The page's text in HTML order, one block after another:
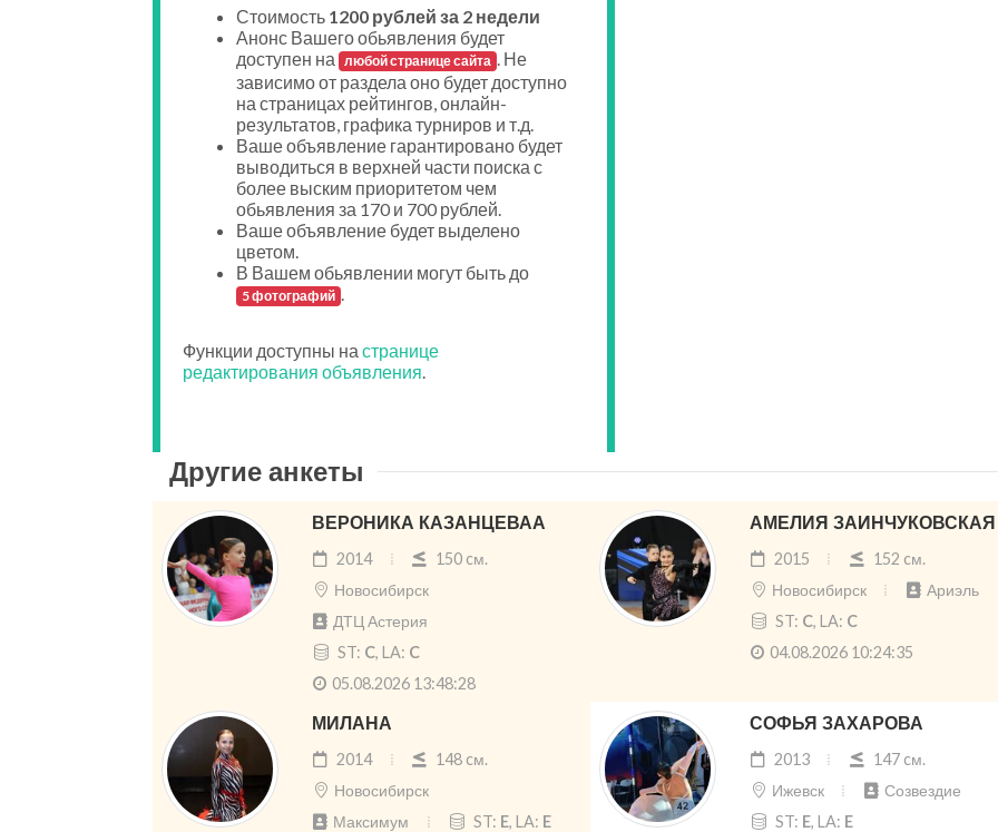
Стоимость 1200 рублей за 2 недели
Анонс Вашего обьявления будет
доступен на любой странице сайта . Не
зависимо от раздела оно будет доступно
на страницах рейтингов, онлайн-
результатов, графика турниров и т.д.
Ваше объявление гарантировано будет
выводиться в верхней части поиска с
более выским приоритетом чем
обьявления за 170 и 700 рублей.
Ваше объявление будет выделено
цветом.
В Вашем обьявлении могут быть до
5 фотографий .
Функции доступны на странице
редактирования объявления.
Другие анкеты
ВЕРОНИКА КАЗАНЦЕВАА
2014
150 cм.
Новосибирск
ДТЦ Астерия
ST: C, LA: C
05.08.2026 13:48:28
АМЕЛИЯ ЗАИНЧУКОВСКАЯ
2015
152 cм.
Новосибирск
Ариэль
ST: C, LA: C
04.08.2026 10:24:35
МИЛАНА
2014
148 cм.
Новосибирск
Максимум
ST: E, LA: E
СОФЬЯ ЗАХАРОВА
2013
147 cм.
Ижевск
Созвездие
ST: E, LA: E